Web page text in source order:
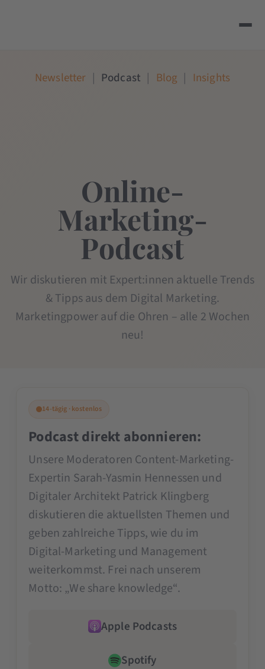
Newsletter | Podcast | Blog | Insights
Online-
Marketing-
Podcast
Wir diskutieren mit Expert:innen aktuelle Trends
& Tipps aus dem Digital Marketing.
Marketingpower auf die Ohren – alle 2 Wochen
neu!
14-tägig · kostenlos
Podcast direkt abonnieren:
Unsere Moderatoren Content-Marketing-
Expertin Sarah-Yasmin Hennessen und
Digitaler Architekt Patrick Klingberg
diskutieren die aktuellsten Themen und
geben zahlreiche Tipps, wie du im
Digital-Marketing und Management
weiterkommst. Frei nach unserem
Motto: „We share knowledge“.
Apple Podcasts
Spotify